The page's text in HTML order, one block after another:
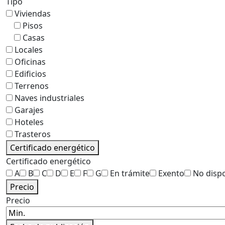
Viviendas
Pisos
Casas
Locales
Oficinas
Edificios
Terrenos
Naves industriales
Garajes
Hoteles
Trasteros
Certificado energético
Certificado energético
A
B C D E F G En trámite Exento
No
Precio
Precio